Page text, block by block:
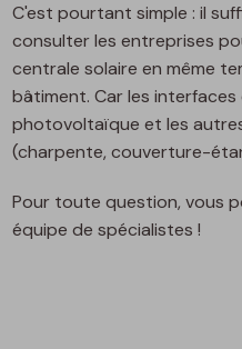
C'est pourtant simple : il
consulter les entreprises
centrale solaire en même
bâtiment. Car les
photovoltaïque et les
(charpente, couverture-
Pour toute question, vous
équipe de spécialistes !